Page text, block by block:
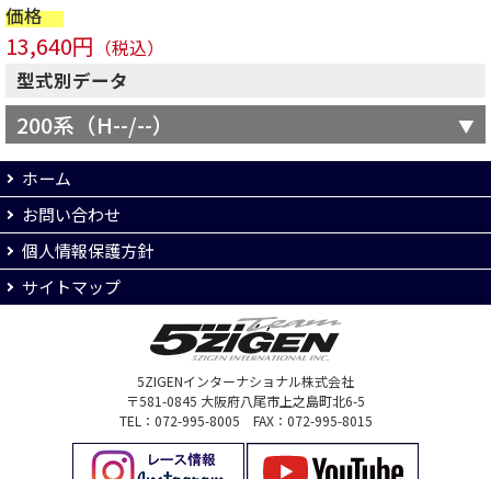
価格
13,640円 （税込）
型式別データ
200系（H--/--）
ホーム
お問い合わせ
個人情報保護方針
サイトマップ
5ZIGENインターナショナル株式会社
〒581-0845 大阪府八尾市上之島町北6-5
TEL：072-995-8005 FAX：072-995-8015